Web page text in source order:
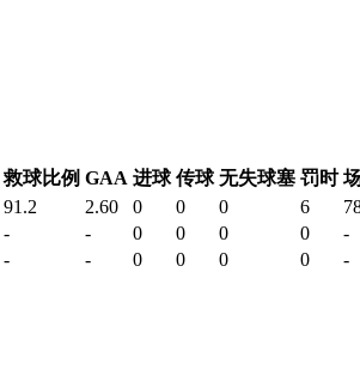
救球比例 GAA 进球 传球 无失球塞 罚时
91.2 2.60 0 0 0 6
- - 0 0 0 0
-
- - 0 0 0 0
-